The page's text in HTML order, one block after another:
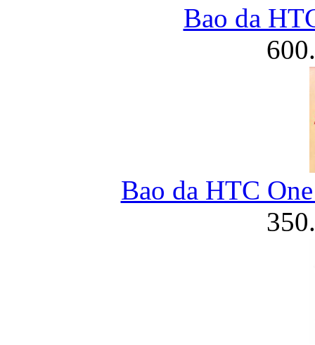
Bao da
Bao da HTC